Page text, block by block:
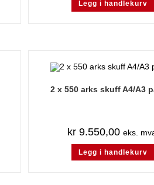
Legg i handlekurv
2 x 550 arks skuff A4/A3
kr 9.550,00 eks.
Legg i handlekurv